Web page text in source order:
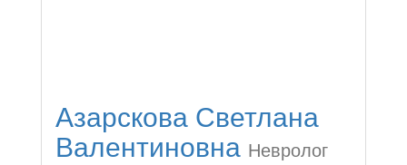
Азарскова Светлана
Валентиновна Невролог